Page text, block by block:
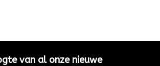
van al onze nieuwe